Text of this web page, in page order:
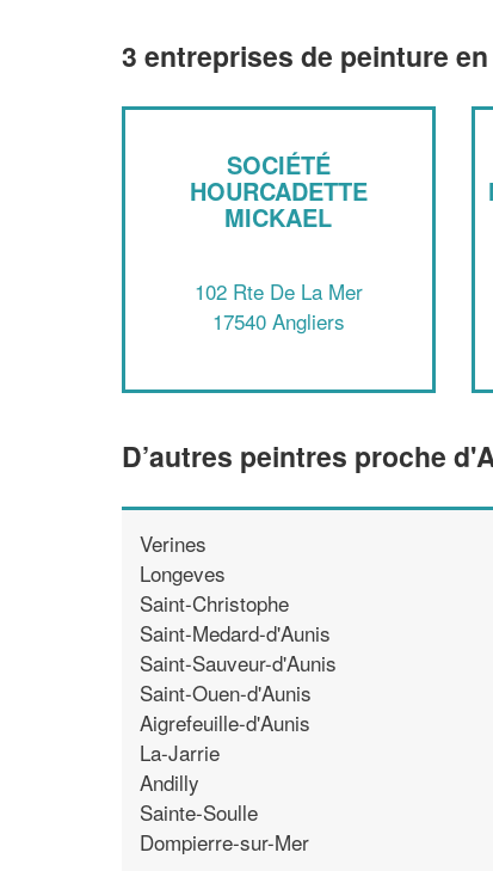
3 entreprises de peinture
SOCIÉTÉ
HOURCADETTE
MICKAEL
102 Rte De La Mer
17540 Angliers
D’autres peintres proche
Verines
Longeves
Saint-Christophe
Saint-Medard-d'Aunis
Saint-Sauveur-d'Aunis
Saint-Ouen-d'Aunis
Aigrefeuille-d'Aunis
La-Jarrie
Andilly
Sainte-Soulle
Dompierre-sur-Mer